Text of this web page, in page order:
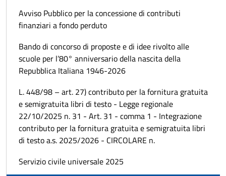
Avviso Pubblico per la concessione di contributi
finanziari a fondo perduto
Bando di concorso di proposte e di idee rivolto alle
scuole per l’80° anniversario della nascita della
Repubblica Italiana 1946-2026
L. 448/98 – art. 27) contributo per la fornitura gratuita
e semigratuita libri di testo - Legge regionale
22/10/2025 n. 31 - Art. 31 - comma 1 - Integrazione
contributo per la fornitura gratuita e semigratuita libri
di testo a.s. 2025/2026 - CIRCOLARE n.
Servizio civile universale 2025